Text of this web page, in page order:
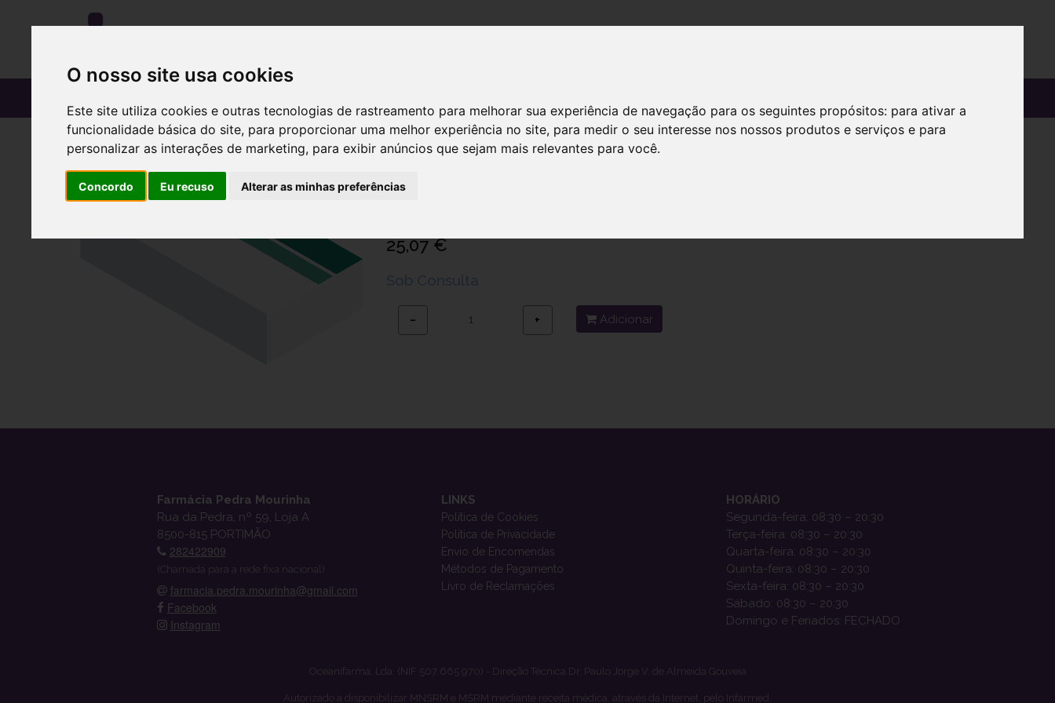
O nosso site usa cookies
Este site utiliza cookies e outras tecnologias de rastreamento para melhorar sua experiência de navegação para os seguintes propósitos: para ativar a
funcionalidade básica do site, para proporcionar uma melhor experiência no site, para medir o seu interesse nos nossos produtos e serviços e para
personalizar as interações de marketing, para exibir anúncios que sejam mais relevantes para você.
Concordo Eu recuso Alterar as minhas preferências
Aerochamber Plus Flow-Vu Bucal 1 108501
Ref.: 7009613
25,07 €
− + Adicionar
Farmácia Pedra Mourinha
Rua da Pedra, nº 59, Loja A
8500-815 PORTIMÃO
282422909
(Chamada para a rede fixa nacional)
farmacia.pedra.mourinha@gmail.com
Facebook
Instagram
LINKS
Política de Cookies
Política de Privacidade
Envio de Encomendas
Métodos de Pagamento
Livro de Reclamações
HORÁRIO
Segunda-feira: 08:30 – 20:30
Terça-feira: 08:30 – 20:30
Quarta-feira: 08:30 – 20:30
Quinta-feira: 08:30 – 20:30
Sexta-feira: 08:30 – 20:30
Sábado: 08:30 – 20:30
Domingo e Feriados: FECHADO
Oceanifarma, Lda. (NIF 507 665 970) - Direção Técnica Dr. Paulo Jorge V. de Almeida Gouveia
Autorizado a disponibilizar MNSRM e MSRM mediante receita médica, através da Internet, pelo Infarmed.